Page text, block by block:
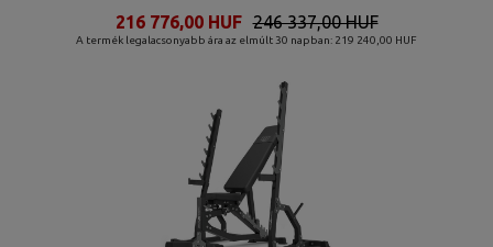
A termék legalacsonyabb ára az elmúlt 30 napban: 219 240,00 HUF
246 337,00 HUF
216 776,00 HUF